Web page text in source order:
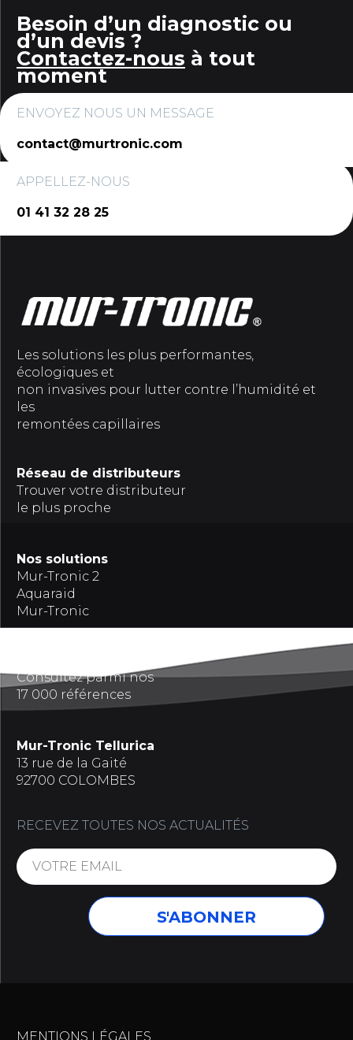
Besoin d’un diagnostic ou
d’un devis ?
Contactez-nous à tout
moment
ENVOYEZ NOUS UN MESSAGE
contact@murtronic.com
APPELLEZ-NOUS
01 41 32 28 25
Les solutions les plus performantes,
écologiques et
non invasives pour lutter contre l’humidité et
les
remontées capillaires
Réseau de distributeurs
Trouver votre distributeur
le plus proche
Nos solutions
Mur-Tronic 2
Aquaraid
Mur-Tronic
Consultez parmi nos
17 000 références
Mur-Tronic Tellurica
13 rue de la Gaité
92700 COLOMBES
RECEVEZ TOUTES NOS ACTUALITÉS
MENTIONS LÉGALES